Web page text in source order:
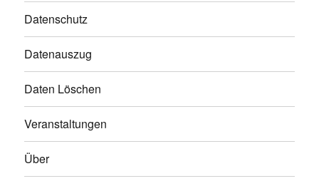
Datenschutz
Datenauszug
Daten Löschen
Veranstaltungen
Über